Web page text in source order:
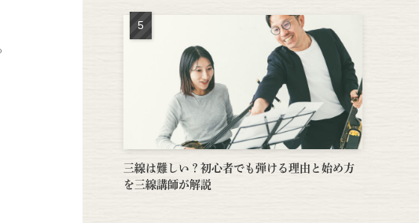
三線は難しい？初心者でも弾ける理由と始め方
を三線講師が解説